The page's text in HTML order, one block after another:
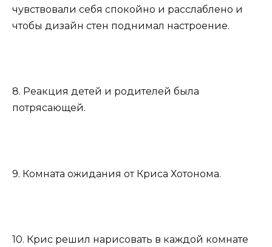
чувствовали себя спокойно и расслаблено и
чтобы дизайн стен поднимал настроение.
8. Реакция детей и родителей была
потрясающей.
9. Комната ожидания от Криса Хотонома.
10. Крис решил нарисовать в каждой комнате